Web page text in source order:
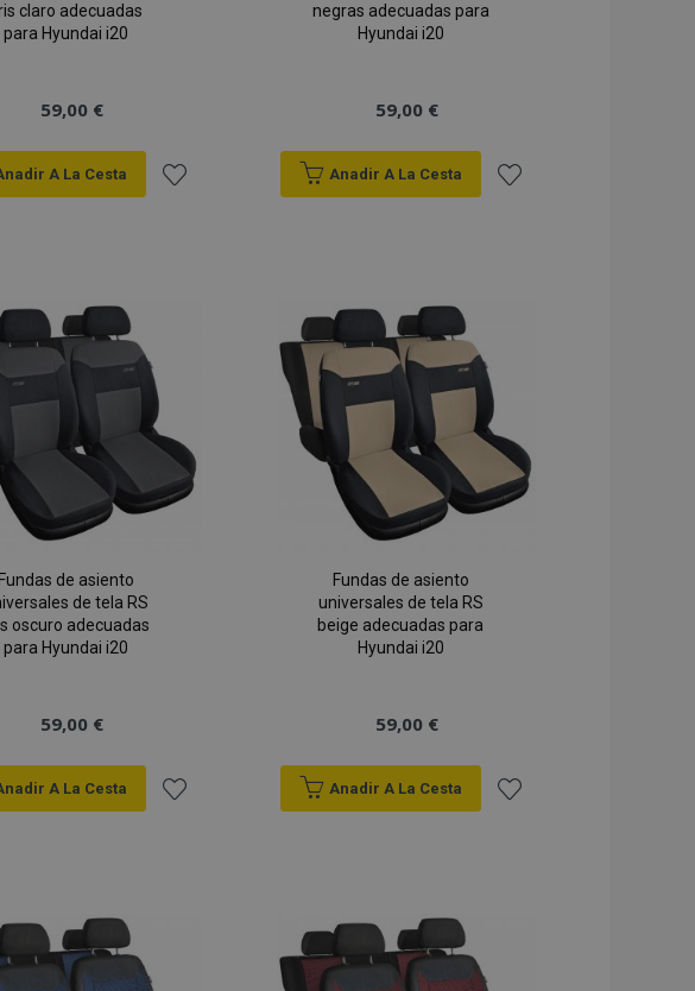
claro adecuadas
para Hyundai i20
59,00 €
A La Cesta
Deseos
negras adecuadas para
Hyundai i20
59,00 €
Anadir A La Cesta
Deseos
Fundas de asiento
de tela RS
oscuro adecuadas
para Hyundai i20
59,00 €
A La Cesta
Fundas de asiento
universales de tela RS
beige adecuadas para
Hyundai i20
59,00 €
Anadir A La Cesta